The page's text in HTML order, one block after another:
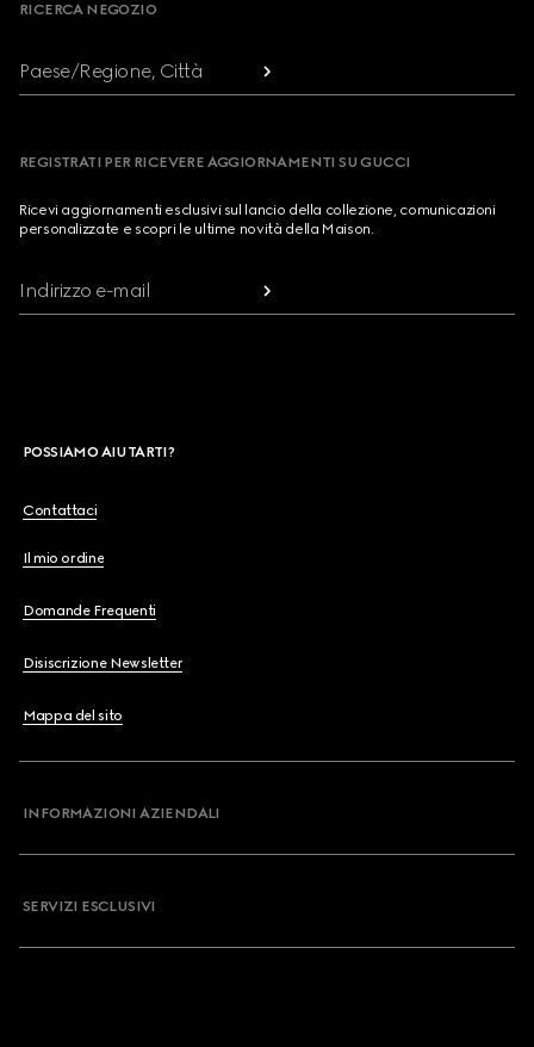
RICERCA NEGOZIO
Paese/Regione, Città
REGISTRATI PER RICEVERE AGGIORNAMENTI SU GUCCI
Ricevi aggiornamenti esclusivi sul lancio della collezione, comunicazioni
personalizzate e scopri le ultime novità della Maison.
Indirizzo e-mail
POSSIAMO AIUTARTI?
Contattaci
Il mio ordine
Domande Frequenti
Disiscrizione Newsletter
Mappa del sito
INFORMAZIONI AZIENDALI
SERVIZI ESCLUSIVI